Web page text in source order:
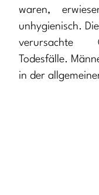
waren,
unhygienisch.
verursachte
Todesfälle.
in der